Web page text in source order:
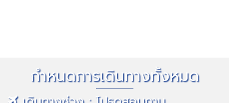
กำหนดการเดินทางทั้งหมด